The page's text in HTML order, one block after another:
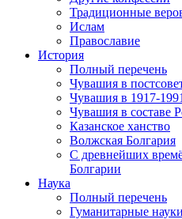
Традиционные
Ислам
Православие
История
Полный перечень
Чувашия в
Чувашия в 1917-
Чувашия в составе
Казанское ханство
Волжская Болгария
С древнейших
Болгарии
Наука
Полный перечень
Гуманитарные науки